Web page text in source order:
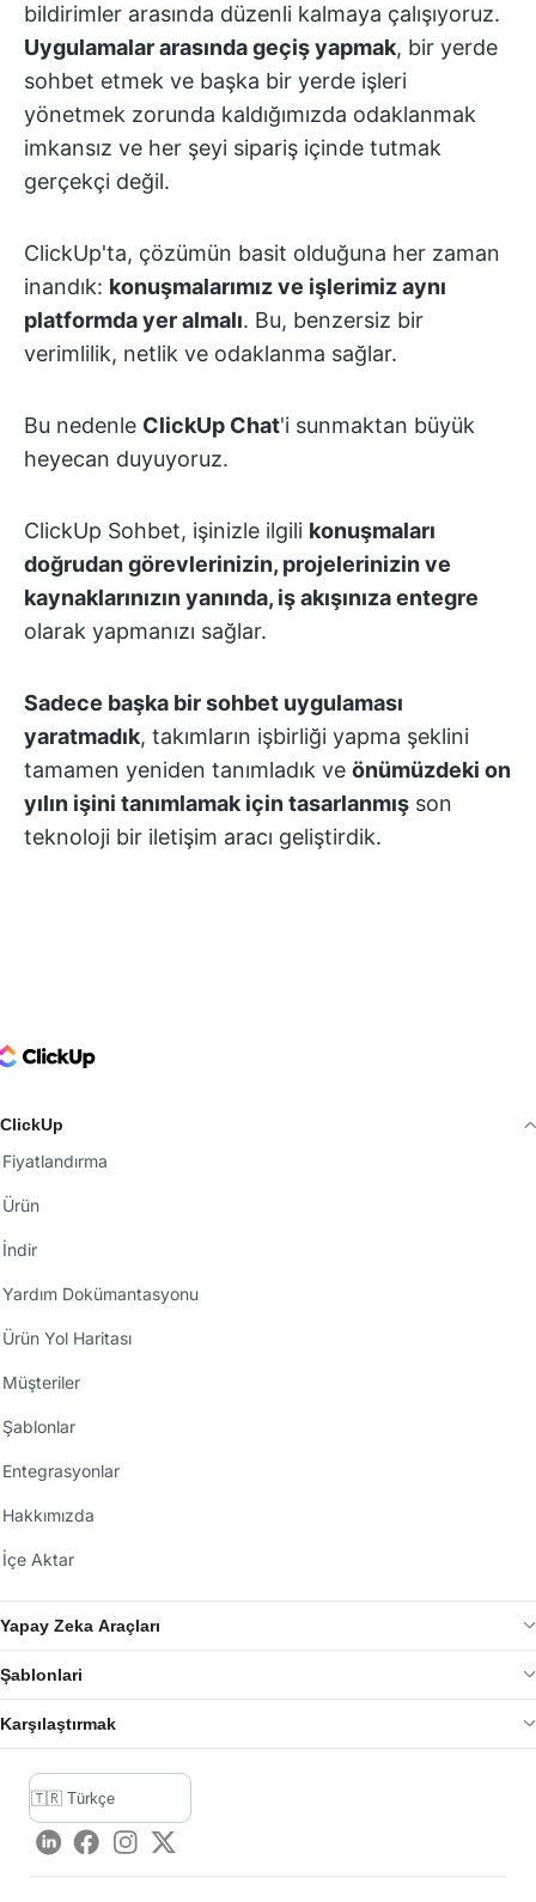
bildirimler arasında düzenli kalmaya çalışıyoruz.
Uygulamalar arasında geçiş yapmak, bir yerde
sohbet etmek ve başka bir yerde işleri
yönetmek zorunda kaldığımızda odaklanmak
imkansız ve her şeyi sipariş içinde tutmak
gerçekçi değil.
ClickUp'ta, çözümün basit olduğuna her zaman
inandık: konuşmalarımız ve işlerimiz aynı
platformda yer almalı. Bu, benzersiz bir
verimlilik, netlik ve odaklanma sağlar.
Bu nedenle ClickUp Chat'i sunmaktan büyük
heyecan duyuyoruz.
ClickUp Sohbet, işinizle ilgili konuşmaları
doğrudan görevlerinizin, projelerinizin ve
kaynaklarınızın yanında, iş akışınıza entegre
olarak yapmanızı sağlar.
Sadece başka bir sohbet uygulaması
yaratmadık, takımların işbirliği yapma şeklini
tamamen yeniden tanımladık ve önümüzdeki on
yılın işini tanımlamak için tasarlanmış son
teknoloji bir iletişim aracı geliştirdik.
Logo
ClickUp
Fiyatlandırma
Ürün
İndir
Yardım Dokümantasyonu
Ürün Yol Haritası
Müşteriler
Şablonlar
Entegrasyonlar
Hakkımızda
İçe Aktar
Yapay Zeka Araçları
Şablonlari
Karşılaştırmak
LinkedInFacebook
Instagram
Twitter